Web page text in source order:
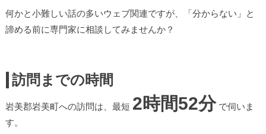
何かと小難しい話の多いウェブ関連ですが、「分からない」と
諦める前に専門家に相談してみませんか？
訪問までの時間
岩美郡岩美町への訪問は、最短 2時間52分で伺いま
す。